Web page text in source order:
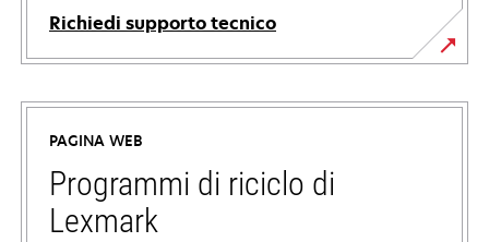
Richiedi supporto tecnico
si
apre
una
nuova
scheda
PAGINA WEB
Programmi di riciclo di
Lexmark